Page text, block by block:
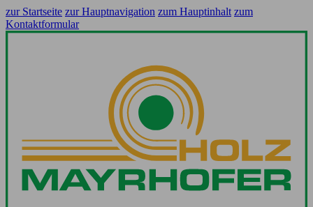
zur Startseite zur Hauptnavigation zum Hauptinhalt zum
Kontaktformular